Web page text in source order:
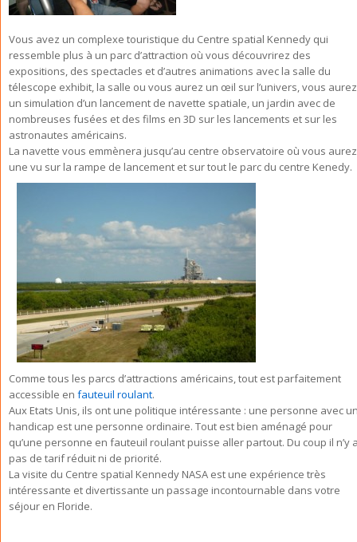
Vous avez un complexe touristique du Centre spatial Kennedy qui
ressemble plus à un parc d’attraction où vous découvrirez des
expositions, des spectacles et d’autres animations avec la salle du
télescope exhibit, la salle ou vous aurez un œil sur l’univers, vous aurez
un simulation d’un lancement de navette spatiale, un jardin avec de
nombreuses fusées et des films en 3D sur les lancements et sur les
astronautes américains.
La navette vous emmènera jusqu’au centre observatoire où vous aurez
une vu sur la rampe de lancement et sur tout le parc du centre Kenedy.
Comme tous les parcs d’attractions américains, tout est parfaitement
accessible en fauteuil roulant.
Aux Etats Unis, ils ont une politique intéressante : une personne avec
handicap est une personne ordinaire. Tout est bien aménagé pour
qu’une personne en fauteuil roulant puisse aller partout. Du coup il n’y
pas de tarif réduit ni de priorité.
La visite du Centre spatial Kennedy NASA est une expérience très
intéressante et divertissante un passage incontournable dans votre
séjour en Floride.